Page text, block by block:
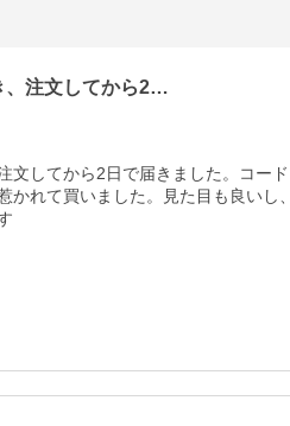
、注文してから2…
文してから2日で届きました。コー
かれて買いました。見た目も良いし